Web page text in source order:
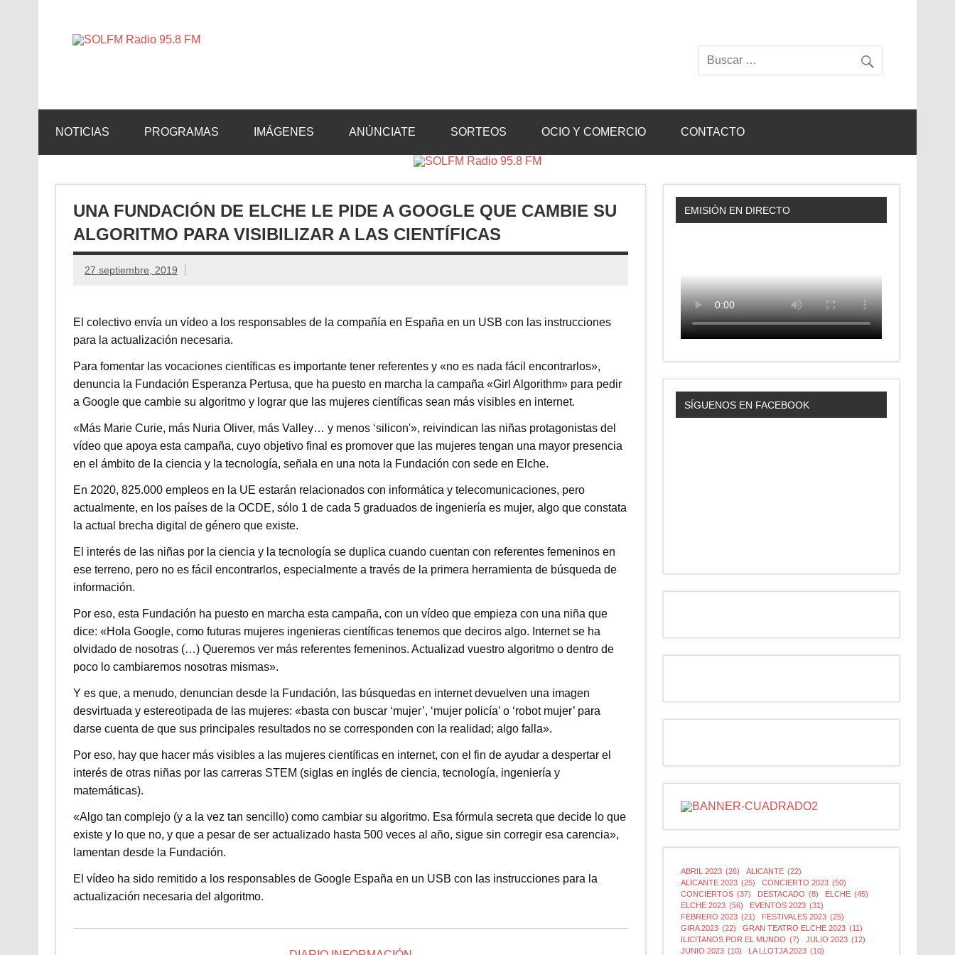
NOTICIAS PROGRAMAS IMÁGENES ANÚNCIATE SORTEOS OCIO Y COMERCIO CONTACTO
UNA FUNDACIÓN DE ELCHE LE PIDE A GOOGLE QUE CAMBIE SU
ALGORITMO PARA VISIBILIZAR A LAS CIENTÍFICAS
27 septiembre, 2019
El colectivo envía un vídeo a los responsables de la compañía en España en un USB con las instrucciones
para la actualización necesaria.
Para fomentar las vocaciones científicas es importante tener referentes y «no es nada fácil encontrarlos»,
denuncia la Fundación Esperanza Pertusa, que ha puesto en marcha la campaña «Girl Algorithm» para pedir
a Google que cambie su algoritmo y lograr que las mujeres científicas sean más visibles en internet.
«Más Marie Curie, más Nuria Oliver, más Valley… y menos ‘silicon'», reivindican las niñas protagonistas del
vídeo que apoya esta campaña, cuyo objetivo final es promover que las mujeres tengan una mayor presencia
en el ámbito de la ciencia y la tecnología, señala en una nota la Fundación con sede en Elche.
En 2020, 825.000 empleos en la UE estarán relacionados con informática y telecomunicaciones, pero
actualmente, en los países de la OCDE, sólo 1 de cada 5 graduados de ingeniería es mujer, algo que constata
la actual brecha digital de género que existe.
El interés de las niñas por la ciencia y la tecnología se duplica cuando cuentan con referentes femeninos en
ese terreno, pero no es fácil encontrarlos, especialmente a través de la primera herramienta de búsqueda de
información.
Por eso, esta Fundación ha puesto en marcha esta campaña, con un vídeo que empieza con una niña que
dice: «Hola Google, como futuras mujeres ingenieras científicas tenemos que deciros algo. Internet se ha
olvidado de nosotras (…) Queremos ver más referentes femeninos. Actualizad vuestro algoritmo o dentro de
poco lo cambiaremos nosotras mismas».
Y es que, a menudo, denuncian desde la Fundación, las búsquedas en internet devuelven una imagen
desvirtuada y estereotipada de las mujeres: «basta con buscar ‘mujer’, ‘mujer policía’ o ‘robot mujer’ para
darse cuenta de que sus principales resultados no se corresponden con la realidad; algo falla».
Por eso, hay que hacer más visibles a las mujeres científicas en internet, con el fin de ayudar a despertar el
interés de otras niñas por las carreras STEM (siglas en inglés de ciencia, tecnología, ingeniería y
matemáticas).
«Algo tan complejo (y a la vez tan sencillo) como cambiar su algoritmo. Esa fórmula secreta que decide lo que
existe y lo que no, y que a pesar de ser actualizado hasta 500 veces al año, sigue sin corregir esa carencia»,
lamentan desde la Fundación.
El vídeo ha sido remitido a los responsables de Google España en un USB con las instrucciones para la
actualización necesaria del algoritmo.
EMISIÓN EN DIRECTO
SÍGUENOS EN FACEBOOK
ABRIL 2023 (26) ALICANTE (22)
ALICANTE 2023 (25) CONCIERTO 2023 (50)
CONCIERTOS (37) DESTACADO (8) ELCHE (45)
ELCHE 2023 (56) EVENTOS 2023 (31)
FEBRERO 2023 (21) FESTIVALES 2023 (25)
GIRA 2023 (22) GRAN TEATRO ELCHE 2023 (11)
ILICITANOS POR EL MUNDO (7) JULIO 2023 (12)
JUNIO 2023 (10) LA LLOTJA 2023 (10)